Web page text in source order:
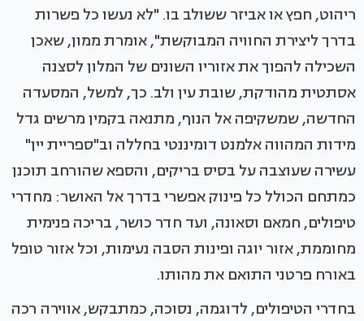
ריהוט, חפץ או אביזר ששולב בו. "לא נעשו כל פשרות
בדרך ליצירת החוויה המבוקשת", אומרת ממון, שאכן
השכילה להפוך את אזוריו השונים של המלון לסצנה
אסתטית מהודקת, שובת עין ולב. כך, למשל, המסעדה
החדשה, שמשקיפה אל הנוף, מתנאה בקמין מרשים גדל
מידות המהווה אלמנט דומיננטי בחללה וב"ספריית יין"
עשירה שעוצבה על בסיס בריקים, והספא שהורחב תוכנן
כמתחם הכולל כל פינוק אפשרי בדרך אל האושר: מחדרי
טיפולים, חמאם וסאונה, ועד חדר כושר, בריכה פנימית
מחוממת, אזור יוגה ופינות הסבה נעימות, וכל אזור טופל
באורח פרטני התואם את מהותו.
בחדרי הטיפולים, לדוגמה, נסוכה, כמתבקש, אווירה רכה